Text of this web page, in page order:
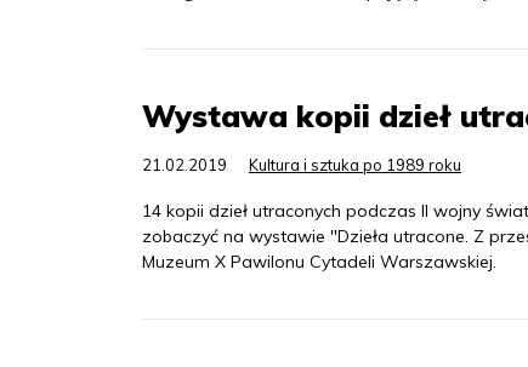
Wystawa kopii dzieł
21.02.2019 Kultura i sztuka po 1989 roku
14 kopii dzieł utraconych podczas II wojny
zobaczyć na wystawie "Dzieła utracone. Z
Muzeum X Pawilonu Cytadeli Warszawskiej.